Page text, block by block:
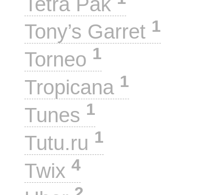
Tony’s Garret 1
Torneo 1
Tropicana 1
Tunes 1
Tutu.ru 1
Twix 4